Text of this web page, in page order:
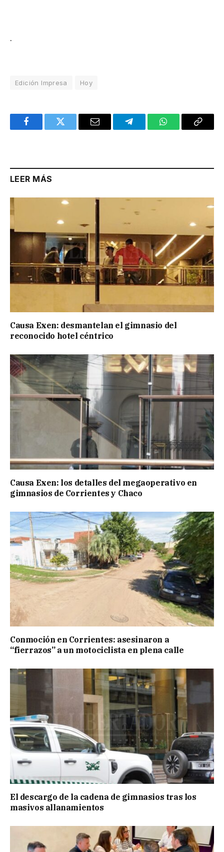
.
Edición Impresa Hoy
FacebookTwitter Email TelegramWhatsAppCopy
LEER MÁS
Causa Exen: desmantelan el gimnasio del
reconocido hotel céntrico
Causa Exen: los detalles del megaoperativo en
gimnasios de Corrientes y Chaco
Conmoción en Corrientes: asesinaron a
“fierrazos” a un motociclista en plena calle
El descargo de la cadena de gimnasios tras los
masivos allanamientos